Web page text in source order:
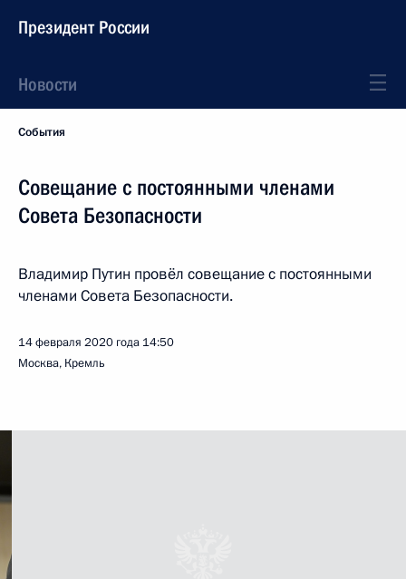
Президент России
Новости
События
Совещание с постоянными членами
Совета Безопасности
Владимир Путин провёл совещание с постоянными
членами Совета Безопасности.
14 февраля 2020 года 14:50
Москва, Кремль